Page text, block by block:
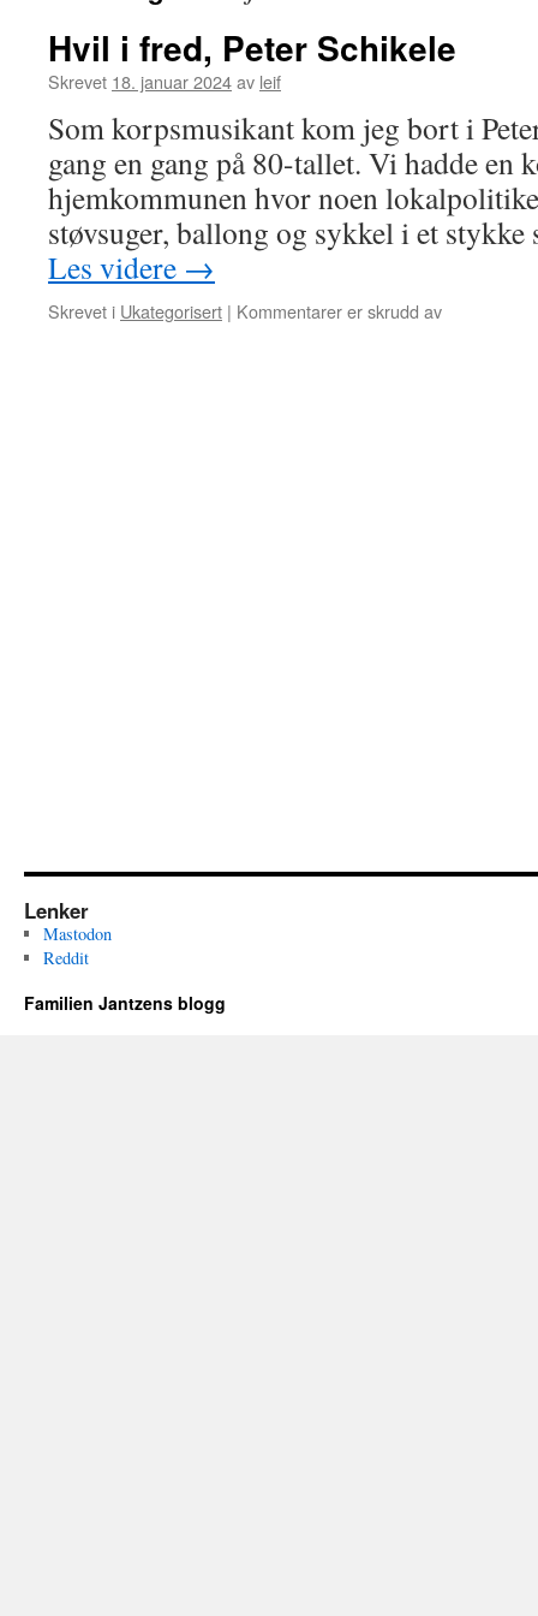
Hvil i fred, Peter Schikele
Skrevet 18. januar 2024av leif
Som korpsmusikant kom jeg bort i
gang en gang på 80-tallet. Vi hadde en
hjemkommunen hvor noen
støvsuger, ballong og sykkel i et
Les videre →
Skrevet i Ukategorisert | Kommentarer er skrudd avfor
Lenker
Mastodon
Reddit
Familien Jantzens blogg